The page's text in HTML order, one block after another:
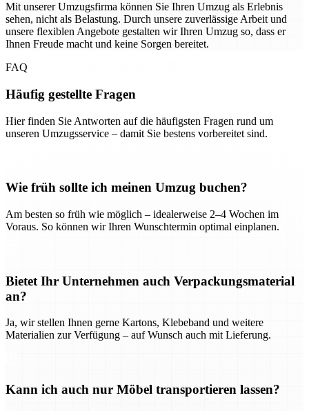
Mit unserer Umzugsfirma können Sie Ihren Umzug als Erlebnis
sehen, nicht als Belastung. Durch unsere zuverlässige Arbeit und
unsere flexiblen Angebote gestalten wir Ihren Umzug so, dass er
Ihnen Freude macht und keine Sorgen bereitet.
FAQ
Häufig gestellte Fragen
Hier finden Sie Antworten auf die häufigsten Fragen rund um
unseren Umzugsservice – damit Sie bestens vorbereitet sind.
Wie früh sollte ich meinen Umzug buchen?
Am besten so früh wie möglich – idealerweise 2–4 Wochen im
Voraus. So können wir Ihren Wunschtermin optimal einplanen.
Bietet Ihr Unternehmen auch Verpackungsmaterial
an?
Ja, wir stellen Ihnen gerne Kartons, Klebeband und weitere
Materialien zur Verfügung – auf Wunsch auch mit Lieferung.
Kann ich auch nur Möbel transportieren lassen?